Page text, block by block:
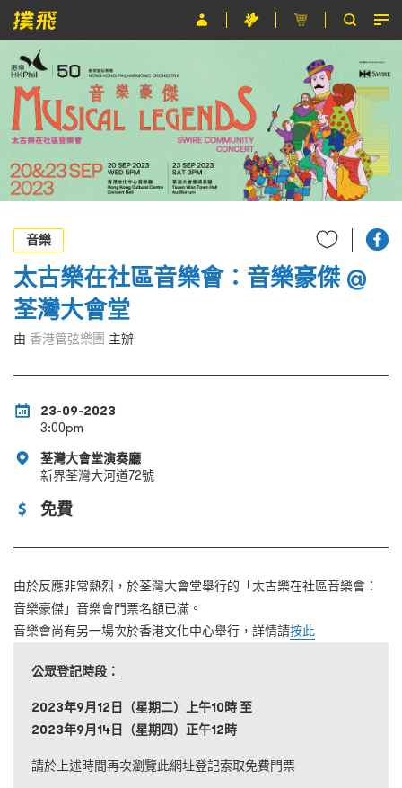
節目
主辦單位
關於撲飛
條款及細則
EN
音樂
太古樂在社區音樂會：音樂豪傑 @
荃灣大會堂
由 香港管弦樂團 主辦
23-09-2023
3:00pm
荃灣大會堂演奏廳
新界荃灣大河道72號
免費
由於反應非常熱烈，於荃灣大會堂舉行的「太古樂在社區音樂會：
音樂豪傑」音樂會門票名額已滿。
音樂會尚有另一場次於香港文化中心舉行，詳情請按此
公眾登記時段：
2023年9月12日（星期二）上午10時 至
2023年9月14日（星期四）正午12時
請於上述時間再次瀏覽此網址登記索取免費門票